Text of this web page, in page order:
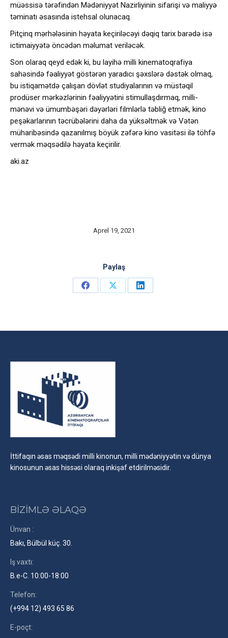
müəssisə tərəfindən Mədəniyyət Nazirliyinin sifarişi və maliyyə
təminatı əsasında istehsal olunacaq.
Pitçinq mərhələsinin həyata keçiriləcəyi dəqiq tarix barədə isə
ictimaiyyətə öncədən məlumat veriləcək.
Son olaraq qeyd edək ki, bu layihə milli kinematoqrafiya
sahəsində fəaliyyət göstərən yaradıcı şəxslərə dəstək olmaq,
bu istiqamətdə çalışan dövlət studiyalarının və müstəqil
prodüser mərkəzlərinin fəaliyyətini stimullaşdırmaq, milli-
mənəvi və ümumbəşəri dəyərləri filmlərlə təbliğ etmək, kino
peşəkarlarının təcrübələrini daha da yüksəltmək və Vətən
müharibəsində qazanılmış böyük zəfərə kino vasitəsi ilə töhfə
vermək məqsədilə həyata keçirilir.
aki.az
Aprel 19, 2021
Paylaş
Share
Share
Share
İttifaqın əsas məqsədi milli kinonun, milli mədəniyyətin və dünya
kinosunun əsas hissəsi olaraq inkişaf etdirilməsidir.
BİZİMLƏ ƏLAQƏ
Ünvan :
Bakı, Bülbül küç. 30.
Iş vaxtı:
B.e-C. 10:00-18:00
Telefon:
(+994 12) 493 65 86
E-poçt: